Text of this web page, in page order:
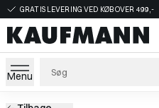
GRATIS LEVERING VED KØB OVER 499,-
Menu